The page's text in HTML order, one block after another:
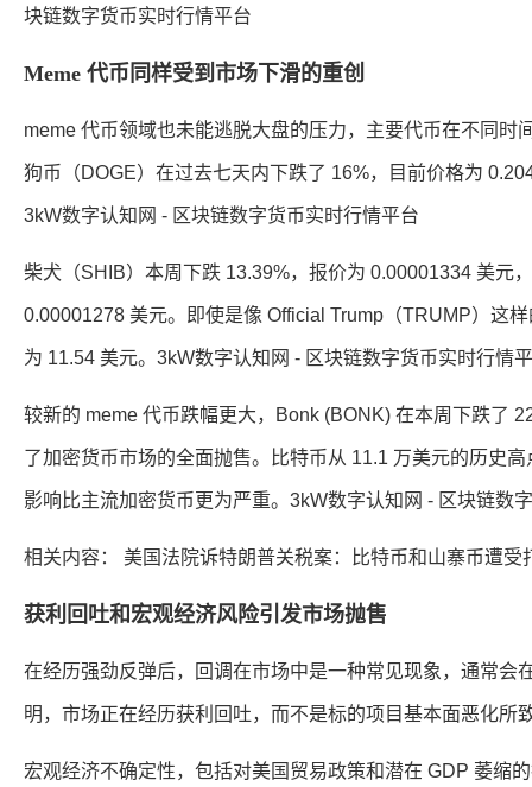
块链数字货币实时行情平台
Meme 代币同样受到市场下滑的重创
meme 代币领域也未能逃脱大盘的压力，主要代币在不同时
狗币（DOGE）在过去七天内下跌了 16%，目前价格为
3kW数字认知网 - 区块链数字货币实时行情平台
柴犬（SHIB）本周下跌 13.39%，报价为 0.00001334 美元
0.00001278 美元。即使是像 Official Trump（TRUMP）这
为 11.54 美元。3kW数字认知网 - 区块链数字货币实时行情
较新的 meme 代币跌幅更大，Bonk (BONK) 在本周下跌了
了加密货币市场的全面抛售。比特币从 11.1 万美元的历史
影响比主流加密货币更为严重。3kW数字认知网 - 区块链数
相关内容： 美国法院诉特朗普关税案：比特币和山寨币遭
获利回吐和宏观经济风险引发市场抛售
在经历强劲反弹后，回调在市场中是一种常见现象，通常会
明，市场正在经历获利回吐，而不是标的项目基本面恶化所
宏观经济不确定性，包括对美国贸易政策和潜在 GDP 萎缩